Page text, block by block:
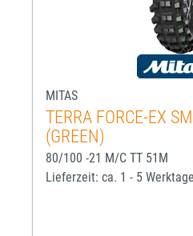
MITAS
TERRA FORCE-EX
(GREEN)
80/100 -21 M/C TT 51M
Lieferzeit: ca. 1 - 5